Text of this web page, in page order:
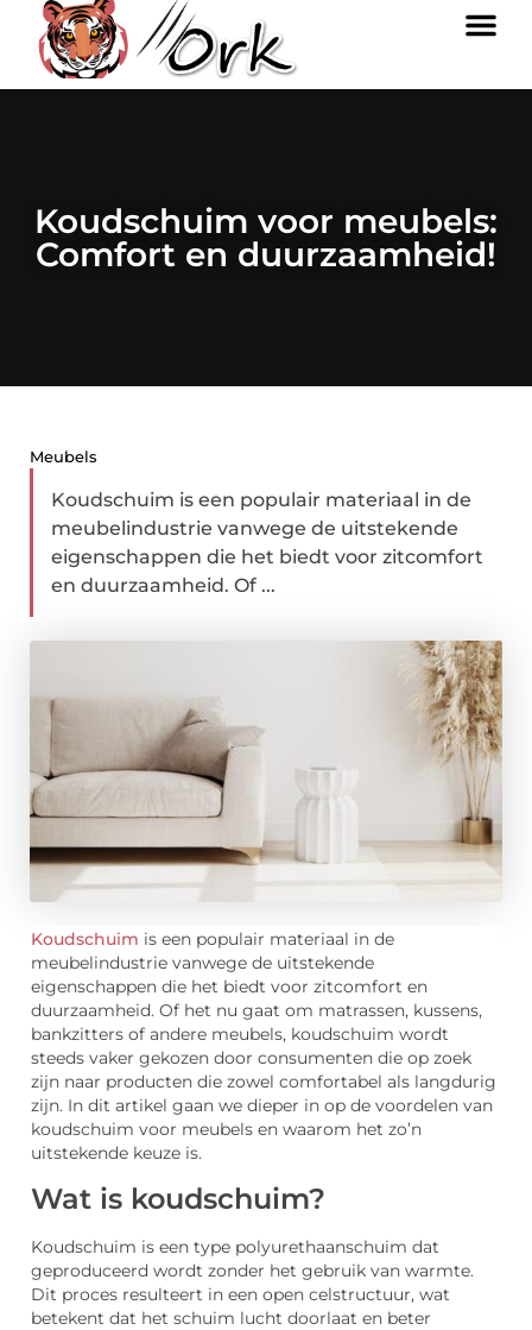
Koudschuim voor meubels:
Comfort en duurzaamheid!
Meubels
Koudschuim is een populair materiaal in de
meubelindustrie vanwege de uitstekende
eigenschappen die het biedt voor zitcomfort
en duurzaamheid. Of ...
Koudschuim is een populair materiaal in de
meubelindustrie vanwege de uitstekende
eigenschappen die het biedt voor zitcomfort en
duurzaamheid. Of het nu gaat om matrassen, kussens,
bankzitters of andere meubels, koudschuim wordt
steeds vaker gekozen door consumenten die op zoek
zijn naar producten die zowel comfortabel als langdurig
zijn. In dit artikel gaan we dieper in op de voordelen van
koudschuim voor meubels en waarom het zo’n
uitstekende keuze is.
Wat is koudschuim?
Koudschuim is een type polyurethaanschuim dat
geproduceerd wordt zonder het gebruik van warmte.
Dit proces resulteert in een open celstructuur, wat
betekent dat het schuim lucht doorlaat en beter